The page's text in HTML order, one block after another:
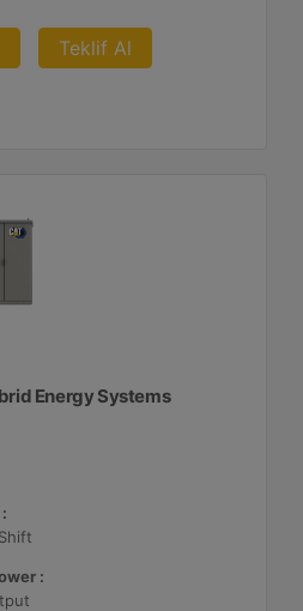
Teklif Al
Energy Systems
: